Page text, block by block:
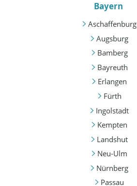
Bayern
Aschaffenburg
Augsburg
Bamberg
Bayreuth
Erlangen
Fürth
Ingolstadt
Kempten
Landshut
Neu-Ulm
Nürnberg
Passau